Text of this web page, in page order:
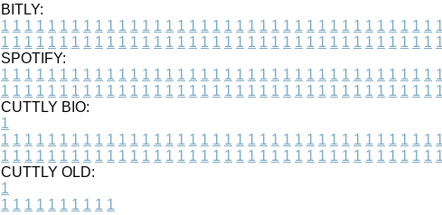
BITLY:
1 1 1 1 1 1 1 1 1 1 1 1 1 1 1 1 1 1 1 1 1 1 1 1 1 1 1 1 1 1 1 1 1 1 1 1 1 1
1 1 1 1 1 1 1 1 1 1 1 1 1 1 1 1 1 1 1 1 1 1 1 1 1 1 1 1 1 1 1 1 1 1 1 1 1 1
SPOTIFY:
1 1 1 1 1 1 1 1 1 1 1 1 1 1 1 1 1 1 1 1 1 1 1 1 1 1 1 1 1 1 1 1 1 1 1 1 1 1
1 1 1 1 1 1 1 1 1 1 1 1 1 1 1 1 1 1 1 1 1 1 1 1 1 1 1 1 1 1 1 1 1 1 1 1 1 1
CUTTLY BIO:
1
1 1 1 1 1 1 1 1 1 1 1 1 1 1 1 1 1 1 1 1 1 1 1 1 1 1 1 1 1 1 1 1 1 1 1 1 1 1
1 1 1 1 1 1 1 1 1 1 1 1 1 1 1 1 1 1 1 1 1 1 1 1 1 1 1 1 1 1 1 1 1 1 1 1 1 1
CUTTLY OLD:
1
1 1 1 1 1 1 1 1 1 1